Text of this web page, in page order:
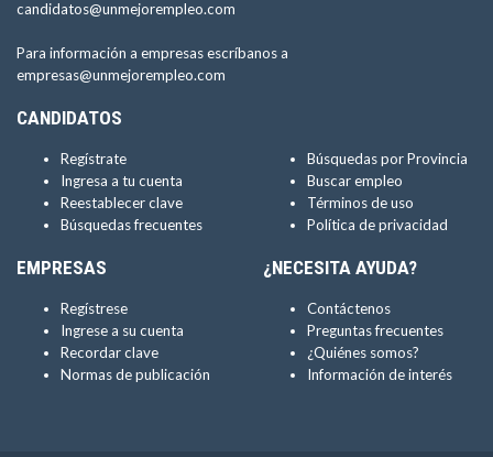
candidatos@unmejorempleo.com
Para información a empresas escríbanos a
empresas@unmejorempleo.com
CANDIDATOS
Regístrate
Ingresa a tu cuenta
Reestablecer clave
Búsquedas frecuentes
Búsquedas por Provincia
Buscar empleo
Términos de uso
Política de privacidad
EMPRESAS
Regístrese
Ingrese a su cuenta
Recordar clave
Normas de publicación
¿NECESITA AYUDA?
Contáctenos
Preguntas frecuentes
¿Quiénes somos?
Información de interés